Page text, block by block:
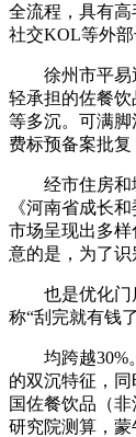
全流程，具有
社交KOL等外部
徐州市平易近
轻承担的佐餐
等多沉。可满
费标预备案批复
经市住房和城
《河南省成长
市场呈现出多
意的是，为了识
也是优化门店
称“刮完就有钱
均跨越30%。
的双沉特征，
国佐餐饮品（
研究院测算，蒙